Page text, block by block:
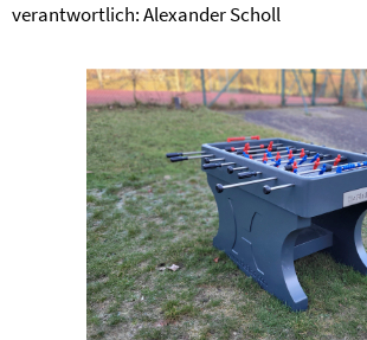
verantwortlich: Alexander Scholl